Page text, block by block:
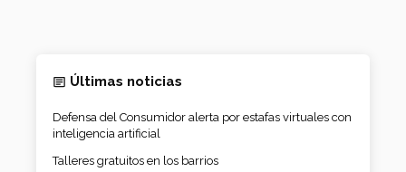
Últimas noticias
Defensa del Consumidor alerta por estafas virtuales con
inteligencia artificial
Talleres gratuitos en los barrios